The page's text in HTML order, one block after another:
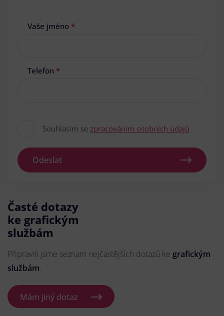
Vaše jméno *
Telefon *
Souhlasím se zpracováním osobních údajů
Odeslat
Časté dotazy
ke grafickým
službám
Připravili jsme seznam nejčastějších dotazů ke grafickým
službám.
Mám jiný dotaz